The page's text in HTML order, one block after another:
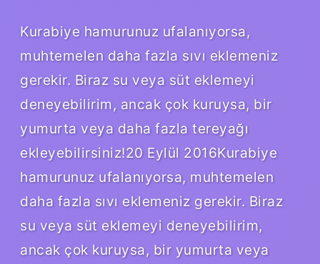
Kurabiye hamurunuz ufalanıyorsa,
muhtemelen daha fazla sıvı eklemeniz
gerekir. Biraz su veya süt eklemeyi
deneyebilirim, ancak çok kuruysa, bir
yumurta veya daha fazla tereyağı
ekleyebilirsiniz!20 Eylül 2016Kurabiye
hamurunuz ufalanıyorsa, muhtemelen
daha fazla sıvı eklemeniz gerekir. Biraz
su veya süt eklemeyi deneyebilirim,
ancak çok kuruysa, bir yumurta veya